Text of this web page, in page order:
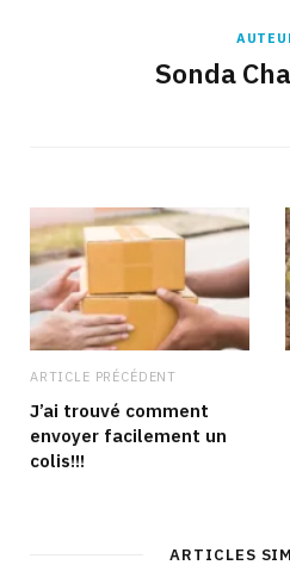
Sonda
ARTICLE PRÉCÉDENT
J’ai trouvé comment
envoyer facilement un
colis!!!
ARTICLES